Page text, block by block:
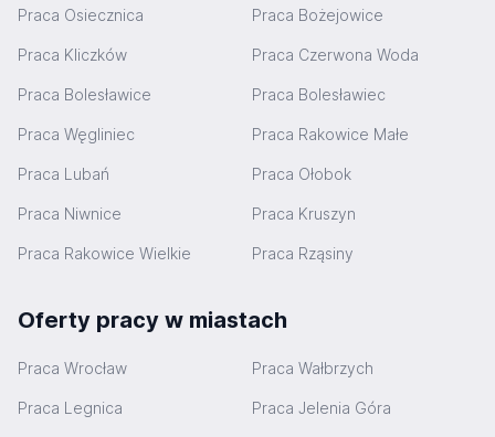
Praca Osiecznica Praca Bożejowice
Praca Kliczków Praca Czerwona Woda
Praca Bolesławice Praca Bolesławiec
Praca Węgliniec Praca Rakowice Małe
Praca Lubań Praca Ołobok
Praca Niwnice Praca Kruszyn
Praca Rakowice Wielkie Praca Rząsiny
Oferty pracy w miastach
Praca Wrocław Praca Wałbrzych
Praca Legnica Praca Jelenia Góra